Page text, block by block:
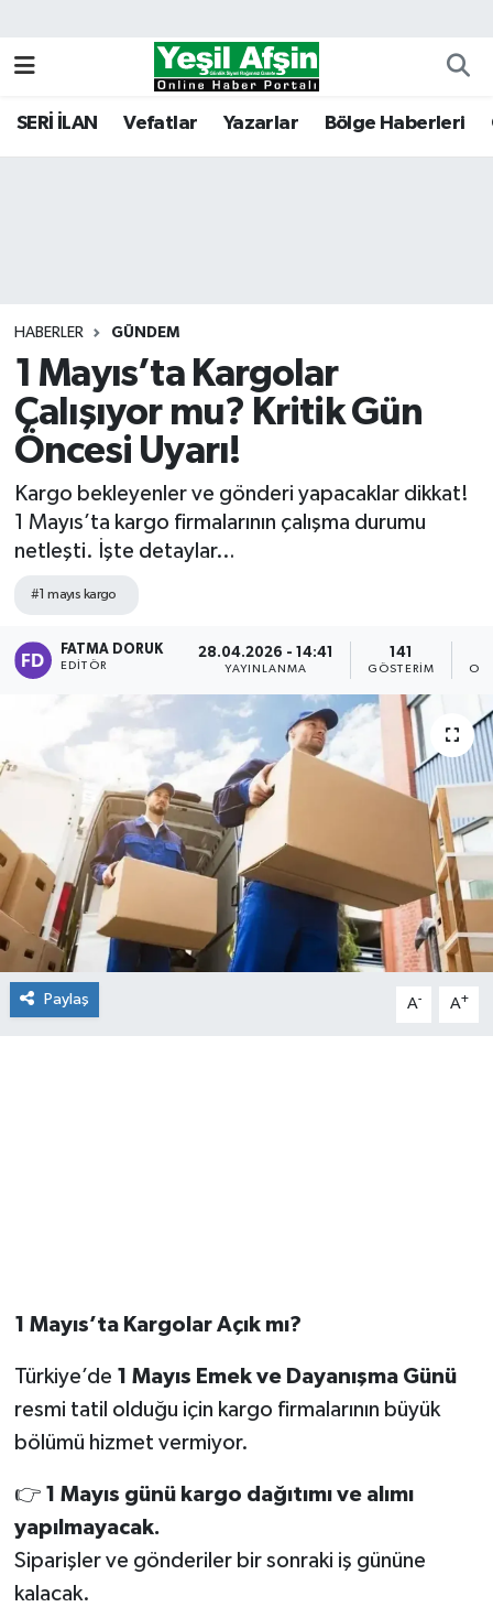
SERİ İLAN Vefatlar Yazarlar Bölge Haberleri
HABERLER GÜNDEM
1 Mayıs’ta Kargolar
Çalışıyor mu? Kritik Gün
Öncesi Uyarı!
Kargo bekleyenler ve gönderi yapacaklar dikkat!
1 Mayıs’ta kargo firmalarının çalışma durumu
netleşti. İşte detaylar…
#1 mayıs kargo
FATMA DORUK
EDITÖR
28.04.2026 - 14:41
YAYINLANMA
141
GÖSTERIM
Paylaş A- A+
1 Mayıs’ta Kargolar Açık mı?
Türkiye’de 1 Mayıs Emek ve Dayanışma Günü
resmi tatil olduğu için kargo firmalarının büyük
bölümü hizmet vermiyor.
👉 1 Mayıs günü kargo dağıtımı ve alımı
yapılmayacak.
Siparişler ve gönderiler bir sonraki iş gününe
kalacak.
Kahramanmaraş Nöbetçi Eczaneler
Tüm Manşetler
Son Dakika Haberleri